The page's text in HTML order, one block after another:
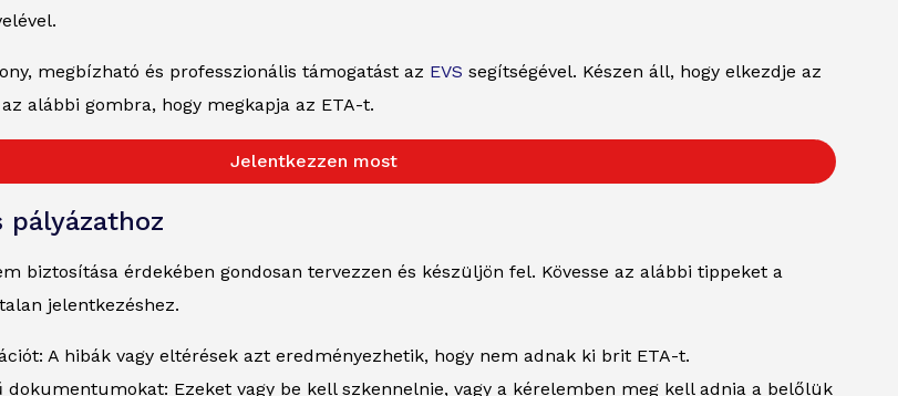
megbízható és professzionális támogatást az EVS segítségével. Készen áll, hogy elkezdje az
alábbi gombra, hogy megkapja az ETA-t.
Jelentkezzen most
pályázathoz
biztosítása érdekében gondosan tervezzen és készüljön fel. Kövesse az alábbi tippeket a
jelentkezéshez.
A hibák vagy eltérések azt eredményezhetik, hogy nem adnak ki brit ETA-t.
dokumentumokat: Ezeket vagy be kell szkennelnie, vagy a kérelemben meg kell adnia a belőlük